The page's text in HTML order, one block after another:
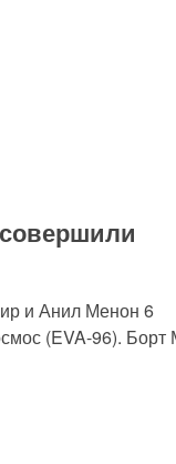
и Анил Менон 6
(EVA-96).